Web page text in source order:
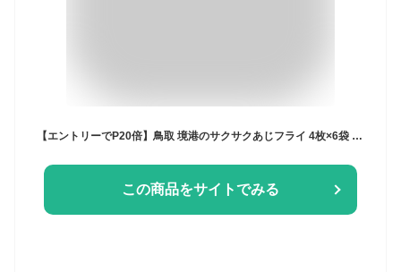
【エントリーでP20倍】鳥取 境港のサクサクあじフライ 4枚×6袋 美味しい アジフライ 取り寄せ あじフライ 鯵フライ あじふらい 国産アジフライ 揚げるだけ 冷凍 国産あじ使用 境港 魚フライ 冷凍フライ 冷凍あじ 冷凍鯵 揚げ物 簡単調理 冷凍おかず おかず お弁当 おつまみ
この商品をサイトでみる